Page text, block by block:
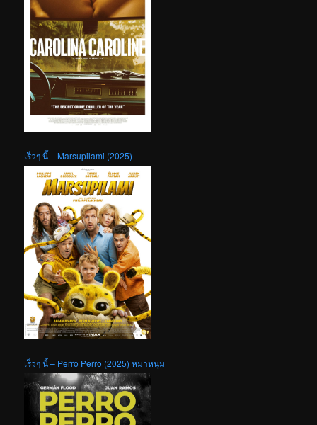
เร็วๆ นี้ – Marsupilami (2025)
เร็วๆ นี้ – Perro Perro (2025) หมาหนุ่ม